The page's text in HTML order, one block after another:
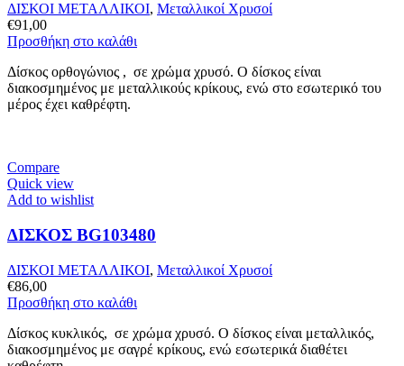
ΔΙΣΚΟΙ ΜΕΤΑΛΛΙΚΟΙ, Μεταλλικοί Χρυσοί
€91,00
Προσθήκη στο καλάθι
Δίσκος ορθογώνιος , σε χρώμα χρυσό. Ο δίσκος είναι
διακοσμημένος με μεταλλικούς κρίκους, ενώ στο εσωτερικό του
μέρος έχει καθρέφτη.
Compare
Quick view
Add to wishlist
ΔΙΣΚΟΣ BG103480
ΔΙΣΚΟΙ ΜΕΤΑΛΛΙΚΟΙ, Μεταλλικοί Χρυσοί
€86,00
Προσθήκη στο καλάθι
Δίσκος κυκλικός, σε χρώμα χρυσό. Ο δίσκος είναι μεταλλικός,
διακοσμημένος με σαγρέ κρίκους, ενώ εσωτερικά διαθέτει